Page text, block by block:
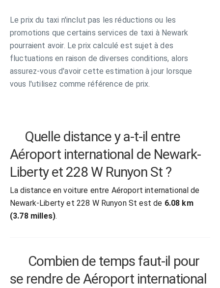
Le prix du taxi n'inclut pas les réductions ou les
promotions que certains services de taxi à Newark
pourraient avoir. Le prix calculé est sujet à des
fluctuations en raison de diverses conditions, alors
assurez-vous d'avoir cette estimation à jour lorsque
vous l'utilisez comme référence de prix.
Quelle distance y a-t-il entre
Aéroport international de Newark-
Liberty et 228 W Runyon St ?
La distance en voiture entre Aéroport international de
Newark-Liberty et 228 W Runyon St est de 6.08 km
(3.78 milles).
Combien de temps faut-il pour
se rendre de Aéroport international